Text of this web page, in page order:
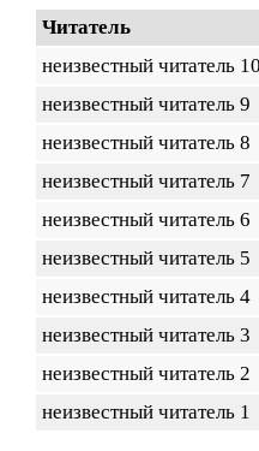
Читатель
неизвестный читатель 10
неизвестный читатель 9
неизвестный читатель 8
неизвестный читатель 7
неизвестный читатель 6
неизвестный читатель 5
неизвестный читатель 4
неизвестный читатель 3
неизвестный читатель 2
неизвестный читатель 1